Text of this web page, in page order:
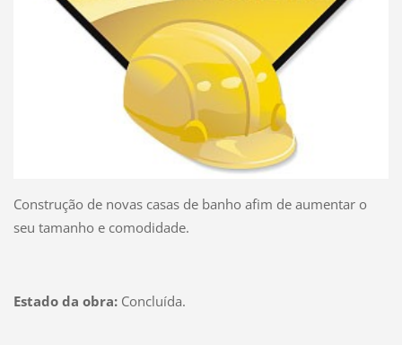
Construção de novas casas de banho afim de aumentar o
seu tamanho e comodidade.
Estado da obra:Concluída.